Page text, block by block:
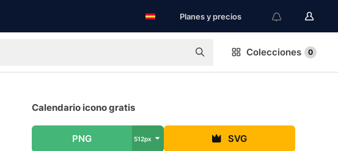
Planes y precios
Colecciones 0
Calendario icono gratis
PNG 512px SVG